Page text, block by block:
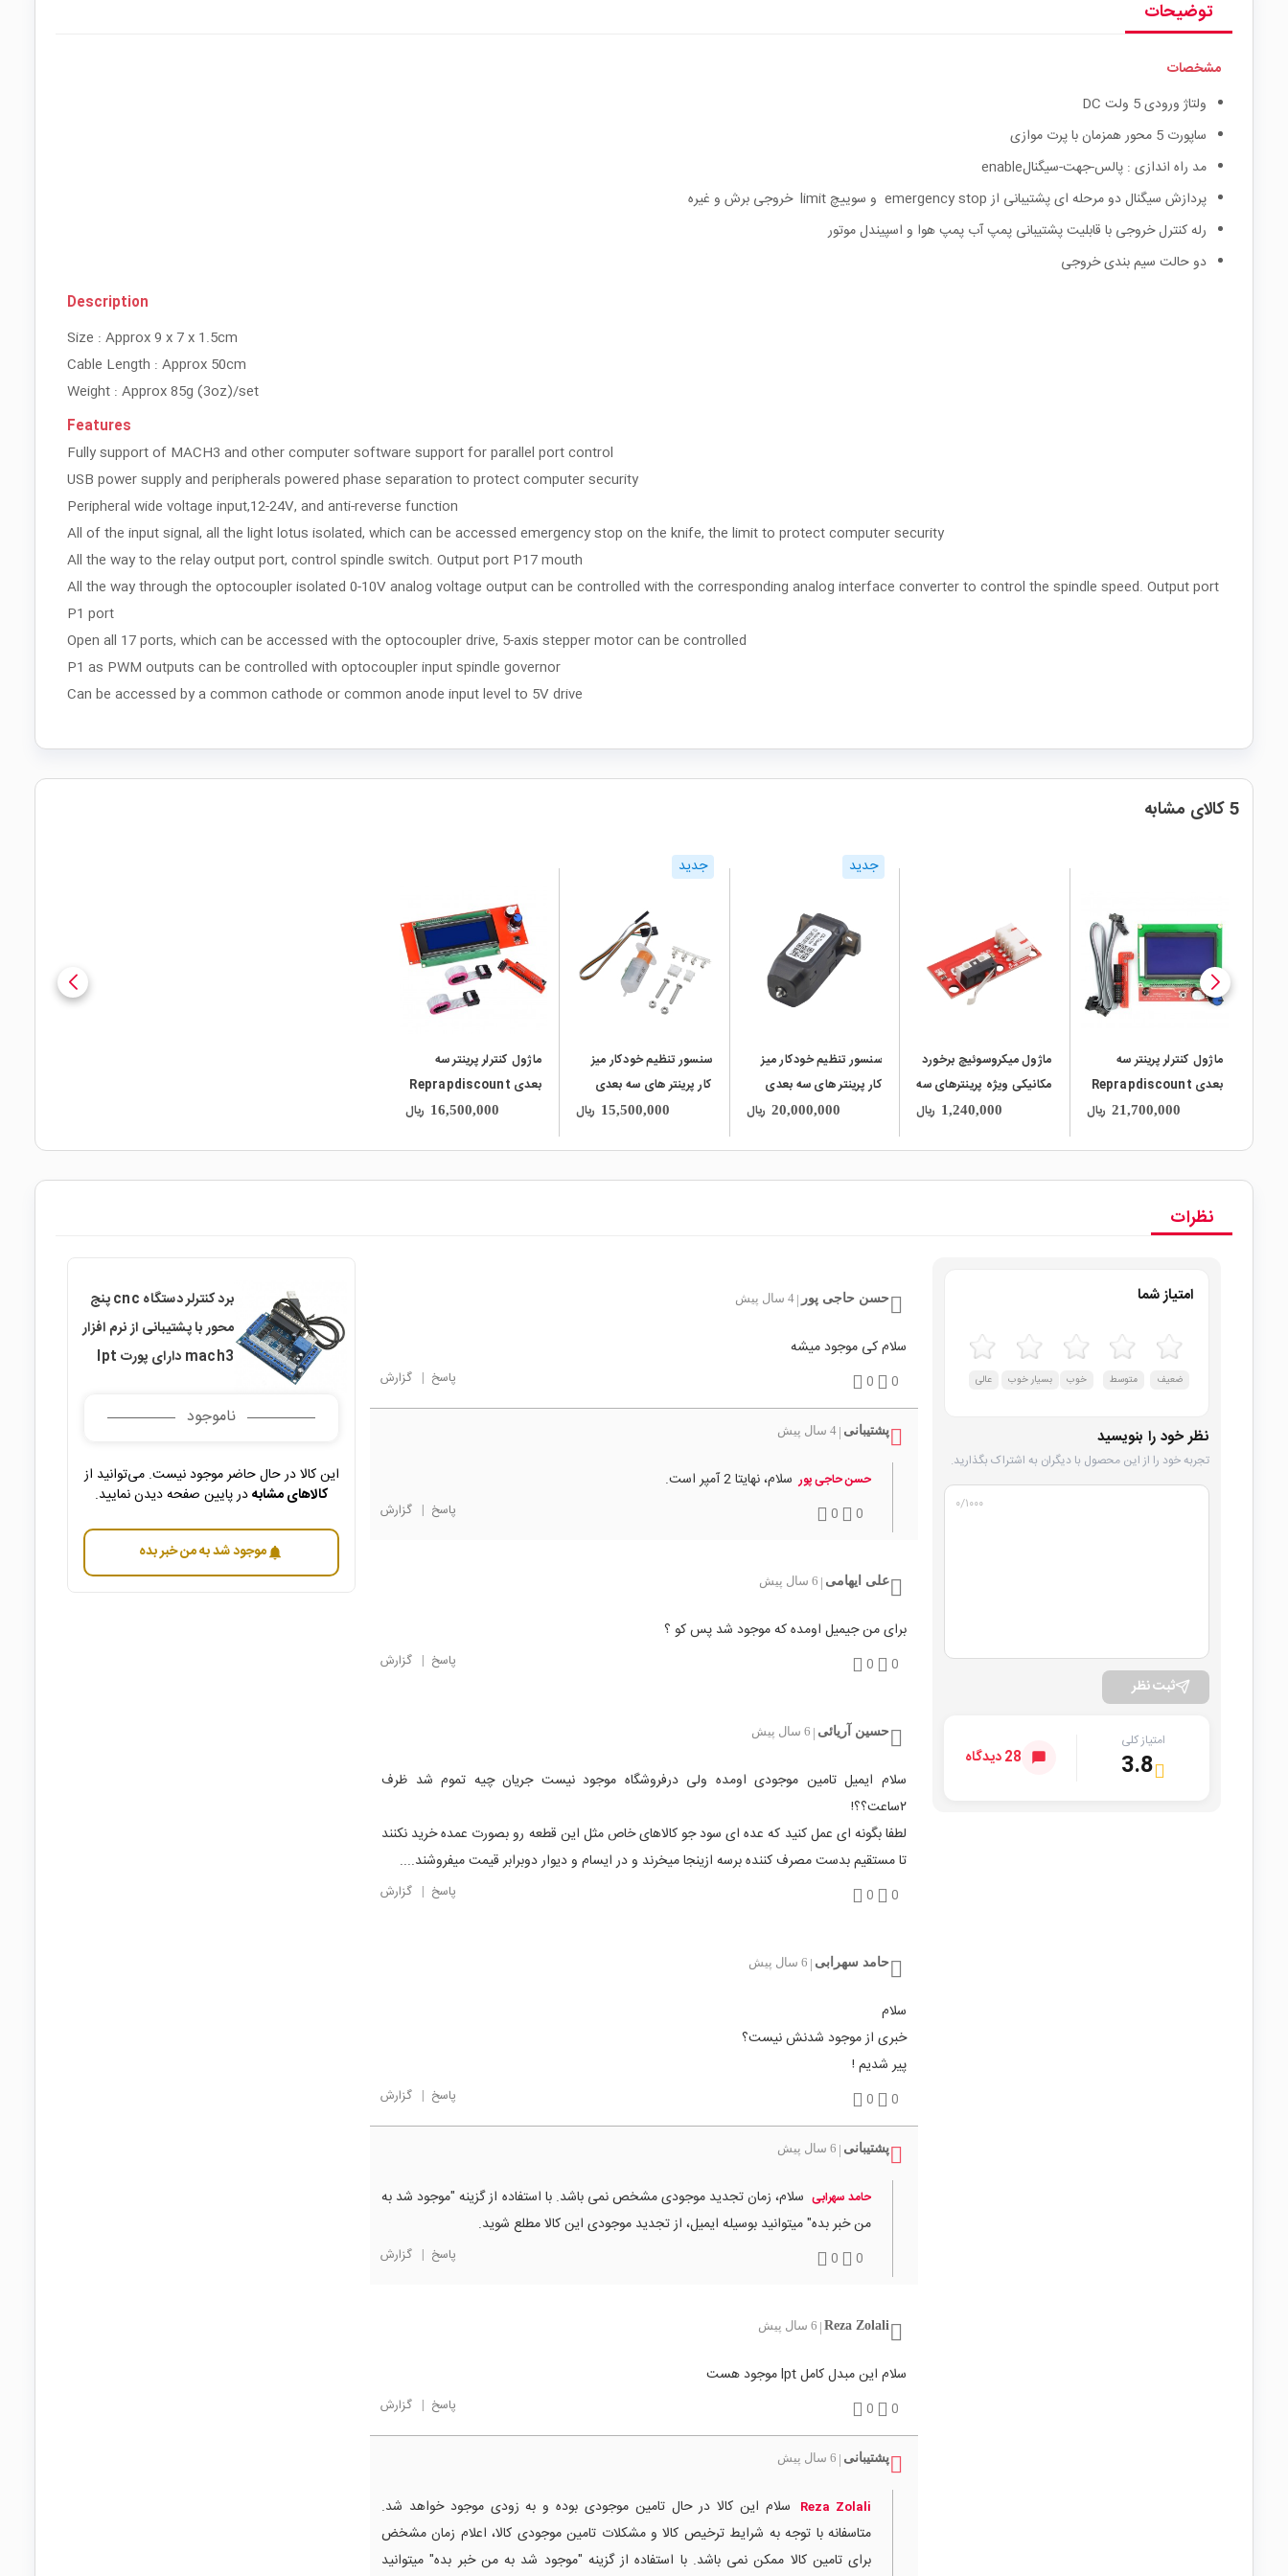
توضیحات
مشخصات
ولتاژ ورودی 5 ولت DC
ساپورت 5 محور همزمان با پرت موازی
مد راه اندازی : پالس-جهت-سیگنالenable
پردازش سیگنال دو مرحله ای پشتیبانی از emergency stop و سوییچ limit خروجی برش و غیره
رله کنترل خروجی با قابلیت پشتیبانی پمپ آب پمپ هوا و اسپیندل موتور
دو حالت سیم بندی خروجی
Description
Size : Approx 9 x 7 x 1.5cm
Cable Length : Approx 50cm
Weight : Approx 85g (3oz)/set
Features
Fully support of MACH3 and other computer software support for parallel port control
USB power supply and peripherals powered phase separation to protect computer security
Peripheral wide voltage input,12-24V, and anti-reverse function
All of the input signal, all the light lotus isolated, which can be accessed emergency stop on the knife, the limit to protect computer security
All the way to the relay output port, control spindle switch. Output port P17 mouth
All the way through the optocoupler isolated 0-10V analog voltage output can be controlled with the corresponding analog interface converter to control the spindle speed. Output port
P1 port
Open all 17 ports, which can be accessed with the optocoupler drive, 5-axis stepper motor can be controlled
P1 as PWM outputs can be controlled with optocoupler input spindle governor
Can be accessed by a common cathode or common anode input level to 5V drive
5 کالای مشابه
ماژول کنترلر پرینتر سه
بعدی Reprapdiscount
با نمایشگر گرافیکی
21,700,000 ریال
ماژول میکروسوئیچ برخورد
مکانیکی ویژه پرینترهای سه
بعدی Mech Endstop
1,240,000 ریال
جدید
سنسور تنظیم خودکار میز
کار پرینتر های سه بعدی
CR Touch مارک
20,000,000 ریال
جدید
سنسور تنظیم خودکار میز
کار پرینتر های سه بعدی
15,500,000 ریال
ماژول کنترلر پرینتر سه
بعدی Reprapdiscount
با نمایشگر کاراکتری 4x20
16,500,000 ریال
نظرات
امتیاز شما
ضعیف متوسط خوب بسیار خوب عالی
نظر خود را بنویسید
تجربه خود را از این محصول با دیگران به اشتراک بگذارید.
۰/۱۰۰۰
ثبت نظر
امتیاز کلی
3.8 28 دیدگاه
حسن حاجی پور 4 سال پیش
سلام کی موجود میشه
0
0 پاسخ | گزارش
پشتیبانی 4 سال پیش
حسن حاجی پور سلام، نهایتا 2 آمپر است.
0
0 پاسخ | گزارش
علی ایهامی 6 سال پیش
برای من جیمیل اومده که موجود شد پس کو ؟
0
0 پاسخ | گزارش
حسین آریائی 6 سال پیش
سلام ایمیل تامین موجودی اومده ولی درفروشگاه موجود نیست جریان چیه تموم شد ظرف
۲ساعت؟؟!
لطفا بگونه ای عمل کنید که عده ای سود جو کالاهای خاص مثل این قطعه رو بصورت عمده خرید نکنند
تا مستقیم بدست مصرف کننده برسه ازینجا میخرند و در ایسام و دیوار دوبرابر قیمت میفروشند....
0
0 پاسخ | گزارش
حامد سهرابی 6 سال پیش
سلام
خبری از موجود شدنش نیست؟
پیر شدیم !
0
0 پاسخ | گزارش
پشتیبانی 6 سال پیش
حامد سهرابی سلام، زمان تجدید موجودی مشخص نمی باشد. با استفاده از گزینه "موجود شد به
من خبر بده" میتوانید بوسیله ایمیل، از تجدید موجودی این کالا مطلع شوید.
0
0 پاسخ | گزارش
Reza Zolali 6 سال پیش
سلام این مبدل کامل lpt موجود هست
0
0 پاسخ | گزارش
پشتیبانی 6 سال پیش
Reza Zolali سلام این کالا در حال تامین موجودی بوده و به زودی موجود خواهد شد.
متاسفانه با توجه به شرایط ترخیص کالا و مشکلات تامین موجودی کالا، اعلام زمان مشخض
برای تامین کالا ممکن نمی باشد. با استفاده از گزینه "موجود شد به من خبر بده" میتوانید
برد کنترلر دستگاه cnc پنج
محور با پشتیبانی از نرم افزار
mach3 دارای پورت lpt
ناموجود
این کالا در حال حاضر موجود نیست. می‌توانید از
کالاهای مشابهدر پایین صفحه دیدن نمایید.
notificationsموجود شد به من خبر بده